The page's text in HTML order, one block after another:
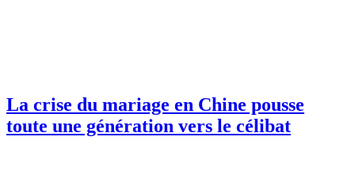
La crise du mariage en Chine pousse
toute une génération vers le célibat